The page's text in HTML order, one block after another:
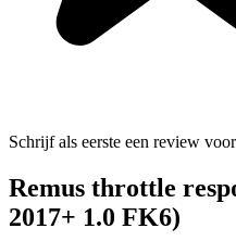
Schrijf als eerste een review
Remus throttle
2017+ 1.0 FK6)